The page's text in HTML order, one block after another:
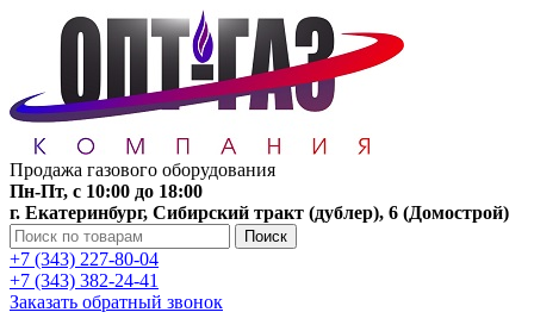
Продажа газового оборудования
Пн-Пт, с 10:00 до 18:00
г. Екатеринбург, Сибирский тракт (дублер), 6 (Домострой)
Поиск
+7 (343) 227-80-04
+7 (343) 382-24-41
Заказать обратный звонок